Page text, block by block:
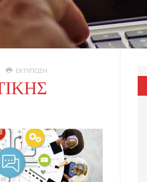
ΕΚΤΎΠΩΣΗ